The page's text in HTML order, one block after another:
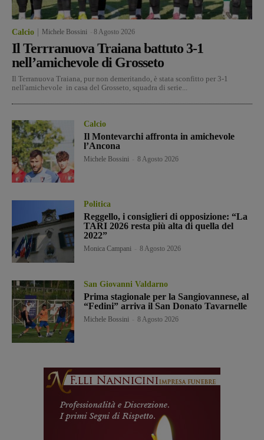
Calcio Michele Bossini 8 Agosto 2026
Il Terrranuova Traiana battuto 3-1
nell’amichevole di Grosseto
Il Terranuova Traiana, pur non demeritando, è stata sconfitto per 3-1
nell'amichevole in casa del Grosseto, squadra di serie...
Calcio
Il Montevarchi affronta in amichevole
l’Ancona
Michele Bossini 8 Agosto 2026
Politica
Reggello, i consiglieri di opposizione: “La
TARI 2026 resta più alta di quella del
2022”
Monica Campani 8 Agosto 2026
San Giovanni Valdarno
Prima stagionale per la Sangiovannese, al
“Fedini” arriva il San Donato Tavarnelle
Michele Bossini 8 Agosto 2026